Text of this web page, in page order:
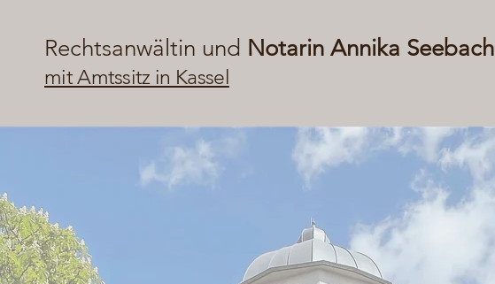
Rechtsanwältin und Notarin Annika Seebach
mit Amtssitz in Kassel